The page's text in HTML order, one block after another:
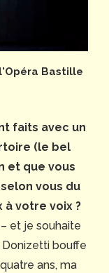
Bastille
faits avec un
(le bel
et que vous
vous du
votre voix ?
et je souhaite
bouffe
ans, ma